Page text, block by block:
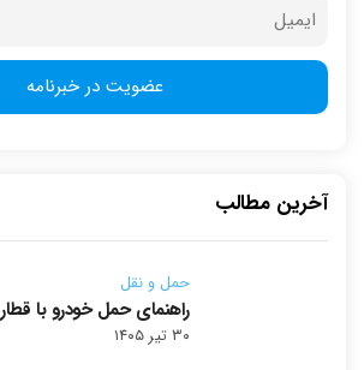
آخرین مطالب
حمل و نقل
راهنمای حمل خودرو با قطار ۱۴۰۵
۳۰ تیر ۱۴۰۵